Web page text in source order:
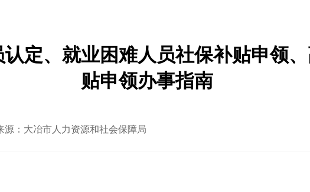
定、就业困难人员社保补贴申领
贴申领办事指南
：大冶市人力资源和社会保障局